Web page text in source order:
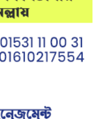
কেলেঙ্কারি:
শিক্ষকের ব্যাংক
উদ্ধার হলো ভয়ংকর
মেথ ও এলএসডি
কেন্দ্র করে বিএনপি–
আহত ৮